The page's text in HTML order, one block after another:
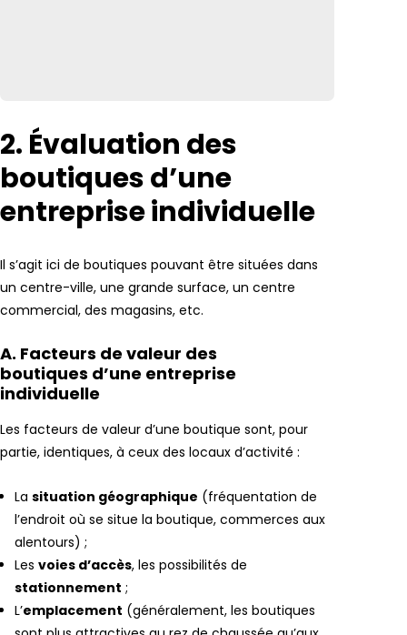
2. Évaluation des
boutiques d’une
entreprise individuelle
Il s’agit ici de boutiques pouvant être situées dans
un centre-ville, une grande surface, un centre
commercial, des magasins, etc.
A. Facteurs de valeur des
boutiques d’une entreprise
individuelle
Les facteurs de valeur d’une boutique sont, pour
partie, identiques, à ceux des locaux d’activité :
La situation géographique (fréquentation de
l’endroit où se situe la boutique, commerces aux
alentours) ;
Les voies d’accès, les possibilités de
stationnement ;
L’emplacement (généralement, les boutiques